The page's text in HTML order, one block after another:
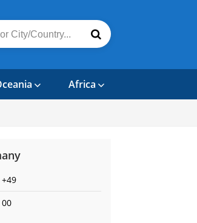
Africa
+49
00